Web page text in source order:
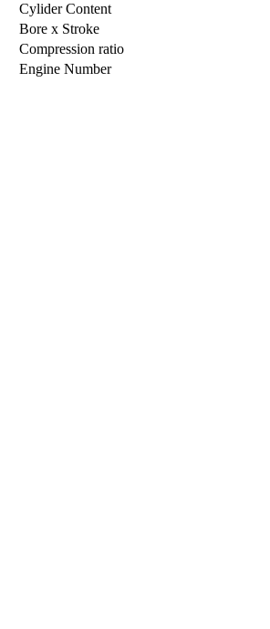
Cylider Content
Bore x Stroke
Compression ratio
Engine Number